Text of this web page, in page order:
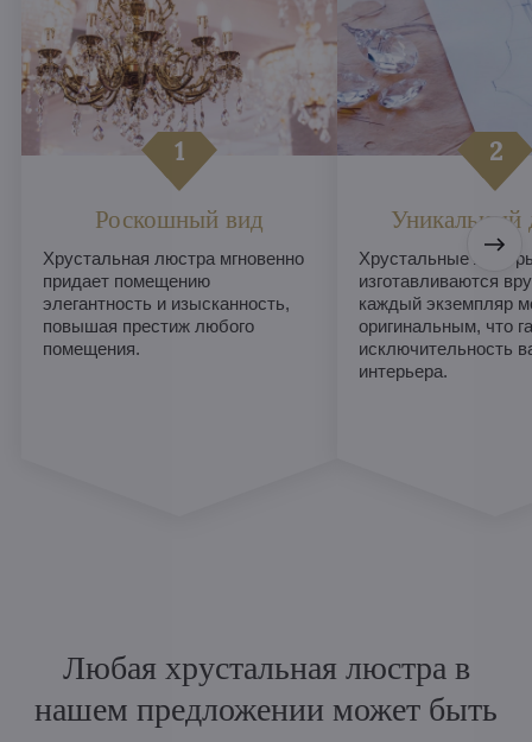
Роскошный вид
Хрустальная люстра мгновенно
придает помещению
элегантность и изысканность,
повышая престиж любого
помещения.
Уникальный
Хрустальные
изготавливаются
каждый экземпляр
оригинальным, что
исключительность
интерьера.
Любая хрустальная люстра в
нашем предложении может быть